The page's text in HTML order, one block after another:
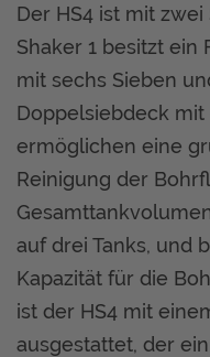
Der HS4 ist mit
Shaker 1 besitzt
mit sechs Sieben
Doppelsiebdeck mit
ermöglichen eine
Reinigung der
auf drei Tanks, und
Kapazität für die
ist der HS4 mit
ausgestattet, der